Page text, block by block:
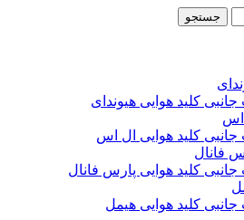
جستجو
کلید هوایی هیوندای
اس
جانبی کلید هوایی ال اس
فانال
جانبی کلید هوایی پارس فانال
جانبی کلید هوایی هیمل